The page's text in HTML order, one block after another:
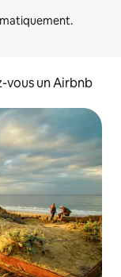
vous un Airbnb